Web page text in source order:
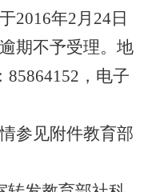
2016年2月24日
期不予受理。地
85864152，电子
见附件教育部